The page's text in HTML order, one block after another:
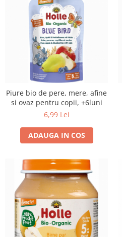
Piure bio de pere, mere, afine
si ovaz pentru copii, +6luni
6,99 Lei
ADAUGA IN COS